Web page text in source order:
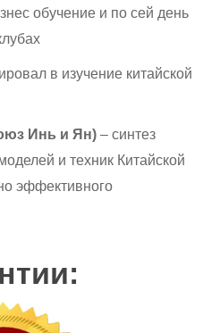
обучение и по сей день
в изучение китайской
Инь и Ян)– синтез
и техник Китайской
эффективного